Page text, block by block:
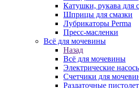
Катушки, рукава для
Шприцы для смазки
Лубрикаторы Perma
Пресс-масленки
Всё для мочевины
Назад
Всё для мочевины
Электрические
Счетчики для
Раздаточные